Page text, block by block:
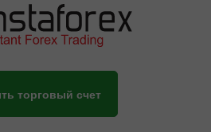
торговый счет